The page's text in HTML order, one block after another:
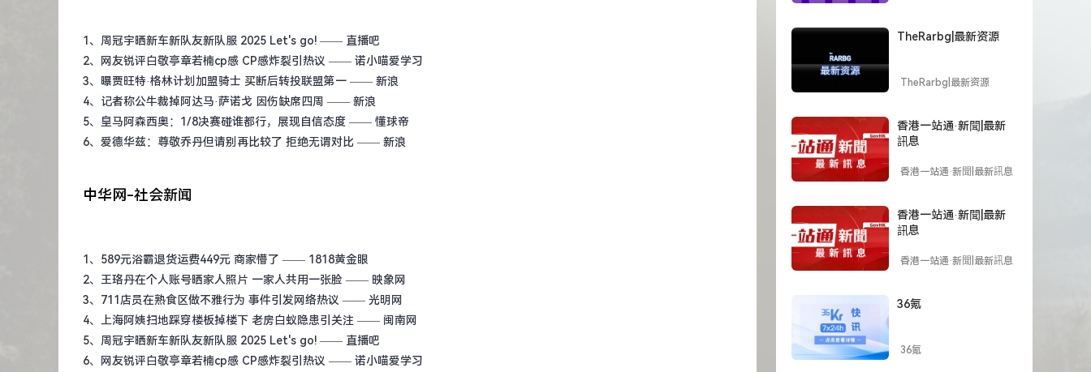
1、 周冠宇晒新车新队友新队服 2025 Let's go! —— 直播吧
2、
网友锐评白敬亭章若楠cp感 CP感炸裂引热议 —— 诺小喵爱学习
3、 曝贾旺特·格林计划加盟骑士 买断后转投联盟第一 —— 新浪
4、 记者称公牛裁掉阿达马·萨诺戈 因伤缺席四周 —— 新浪
5、 皇马阿森西奥：1/8决赛碰谁都行，展现自信态度 —— 懂球帝
6、 爱德华兹：尊敬乔丹但请别再比较了 拒绝无谓对比 —— 新浪
中华网-社会新闻
1、 589元浴霸退货运费449元 商家懵了 —— 1818黄金眼
2、 王珞丹在个人账号晒家人照片 一家人共用一张脸 —— 映象网
3、 711店员在熟食区做不雅行为 事件引发网络热议 —— 光明网
4、 上海阿姨扫地踩穿楼板掉楼下 老房白蚁隐患引关注 —— 闽南网
5、 周冠宇晒新车新队友新队服 2025 Let's go! —— 直播吧
6、
网友锐评白敬亭章若楠cp感 CP感炸裂引热议 —— 诺小喵爱学习
TheRarbg|最新资源
TheRarbg|最新资源
香港一站通·新聞|最新
訊息
香港一站通·新聞|最新訊息
香港一站通·新聞|最新
訊息
香港一站通·新聞|最新訊息
36氪
36氪